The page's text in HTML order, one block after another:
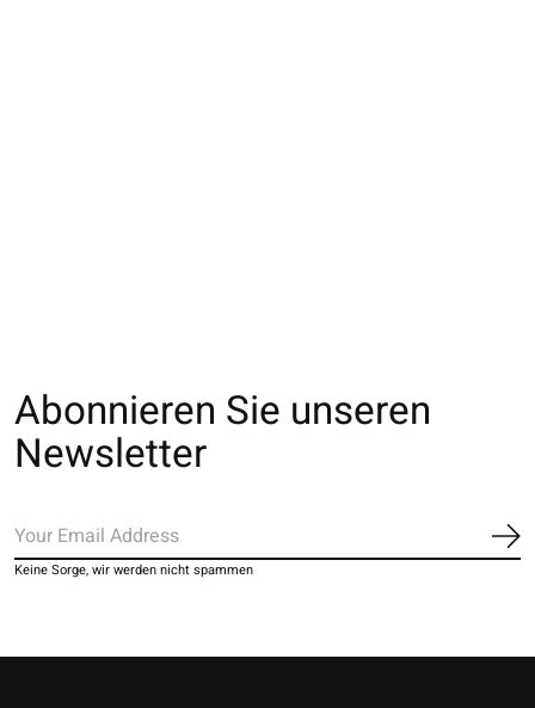
Abonnieren Sie unseren
Newsletter
Keine Sorge, wir werden nicht spammen